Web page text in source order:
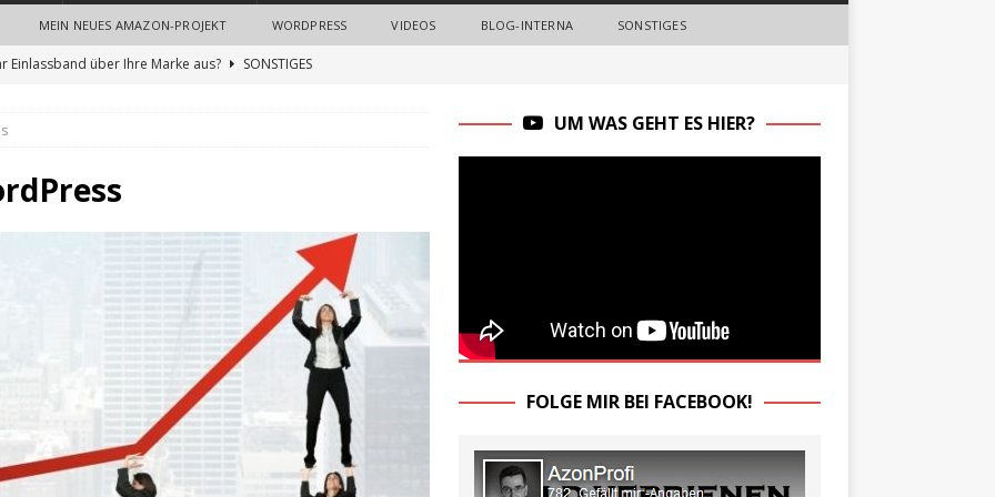
MEIN NEUES AMAZON-PROJEKT WORDPRESS VIDEOS BLOG-INTERNA SONSTIGES
Einlassband über Ihre Marke aus?
SONSTIGES
Bedeutung von Imagefilmen und professionellen
Thinking Methode: Ein umfassender Leitfaden zur Innovation
Nerven sparen beim Recruiting: Wie Unternehmen von
UM WAS GEHT ES HIER?
FOLGE MIR BEI FACEBOOK!